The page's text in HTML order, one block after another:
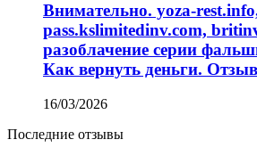
Внимательно. yoza-
pass.kslimitedinv.com,
разоблачение серии
Как вернуть деньги.
16/03/2026
Последние отзывы